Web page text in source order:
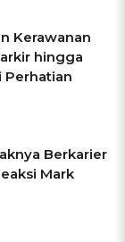
Kerawanan
hingga
Perhatian
Berkarier
Mark